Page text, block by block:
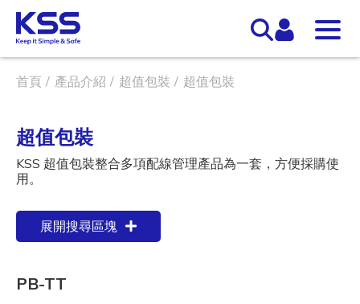
首頁 產品介紹 超值包裝 超值包裝
超值包裝
KSS 超值包裝整合多項配線管理產品為一套，方便採購使
用。
展開搜尋區塊
PB-TT